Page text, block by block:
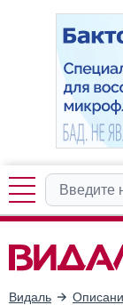
Видаль